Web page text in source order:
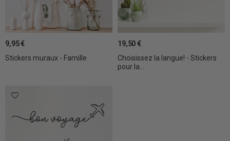
Stickers muraux - Famille
9,95 €
Choisissez la langue! - Stickers
pour la...
19,50 €